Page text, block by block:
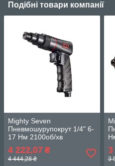
Подібні товари компанії
Mighty Seven
Пневмошурупокрут 1/4" 6-
17 Нм 2100об/хв
4 222,07 ₴
4 444,28 ₴
3
3